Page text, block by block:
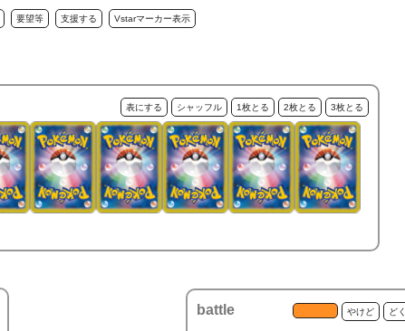
要望等 支援する Vstarマーカー表示
表にする シャッフル 1枚とる 2枚とる 3枚とる
battle やけど どく